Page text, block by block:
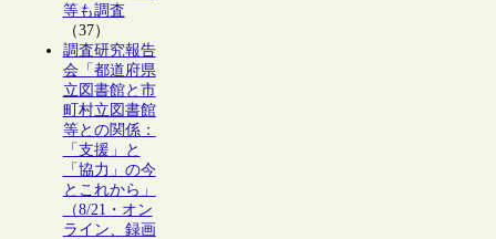
等も調査
（37）
調査研究報告
会「都道府県
立図書館と市
町村立図書館
等との関係：
「支援」と
「協力」の今
とこれから」
（8/21・オン
ライン、録画